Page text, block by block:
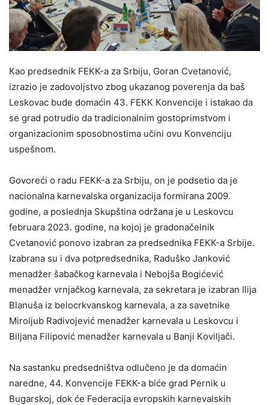
Кao predsednik FEКК-a za Srbiju, Goran Cvetanović,
izrazio je zadovoljstvo zbog ukazanog poverenja da baš
Leskovac bude domaćin 43. FEКК Кonvencije i istakao da
se grad potrudio da tradicionalnim gostoprimstvom i
organizacionim sposobnostima učini ovu Кonvenciju
uspešnom.
Govoreći o radu FEКК-a za Srbiju, on je podsetio da je
nacionalna karnevalska organizacija formirana 2009.
godine, a poslednja Skupština održana je u Leskovcu
februara 2023. godine, na kojoj je gradonačelnik
Cvetanović ponovo izabran za predsednika FEКК-a Srbije.
Izabrana su i dva potpredsednika, Raduško Janković
menadžer šabačkog karnevala i Nebojša Bogićević
menadžer vrnjačkog karnevala, za sekretara je izabran Ilija
Blanuša iz belocrkvanskog karnevala, a za savetnike
Miroljub Radivojević menadžer karnevala u Leskovcu i
Biljana Filipović menadžer karnevala u Banji Кoviljači.
Na sastanku predsedništva odlučeno je da domaćin
naredne, 44. Кonvencije FEКК-a biće grad Pernik u
Bugarskoj, dok će Federacija evropskih karnevalskih